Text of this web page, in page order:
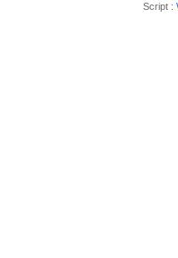
Script :